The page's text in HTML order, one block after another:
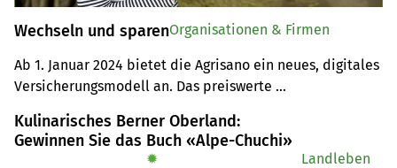
Wechseln und sparen
Ab 1. Januar 2024 bietet die Agrisano ein neues, digitales
Versicherungsmodell an. Das preiswerte
alle, die gerne online unterwegs sind, Wartezeiten beim
Arzt vermeiden und Prämien sparen wollen. Die
Organisationen & Firmen
Kulinarisches Berner Oberland:
Gewinnen Sie das Buch «Alpe-Chuchi»
✹ Landleben